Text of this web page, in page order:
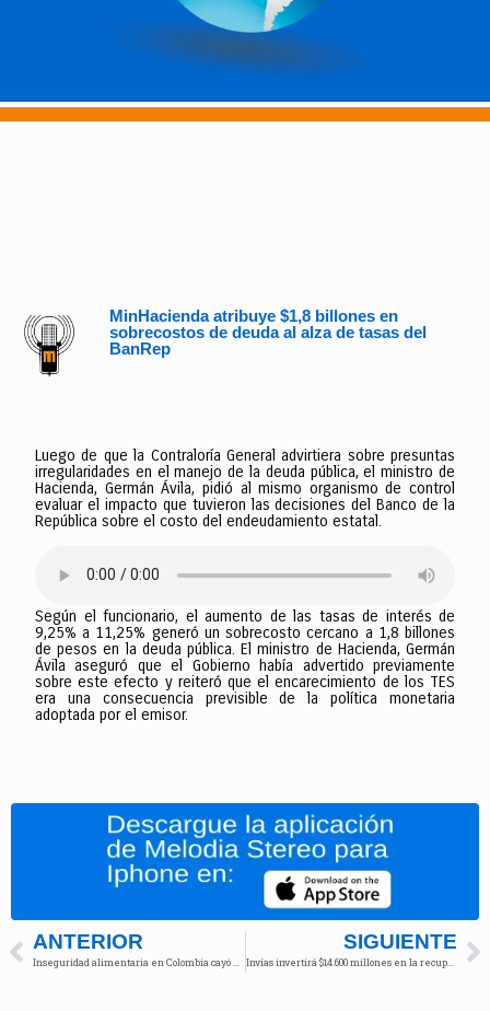
MinHacienda atribuye $1,8 billones en
sobrecostos de deuda al alza de tasas del
BanRep
Luego de que la Contraloría General advirtiera sobre presuntas
irregularidades en el manejo de la deuda pública, el ministro de
Hacienda, Germán Ávila, pidió al mismo organismo de control
evaluar el impacto que tuvieron las decisiones del Banco de la
República sobre el costo del endeudamiento estatal.
Según el funcionario, el aumento de las tasas de interés de
9,25% a 11,25% generó un sobrecosto cercano a 1,8 billones
de pesos en la deuda pública. El ministro de Hacienda, Germán
Ávila aseguró que el Gobierno había advertido previamente
sobre este efecto y reiteró que el encarecimiento de los TES
era una consecuencia previsible de la política monetaria
adoptada por el emisor.
ANTERIOR SIGUIENTE
Invías invertirá $14.600 millones en la recuperación de la vía Panamericana y corredores alternos